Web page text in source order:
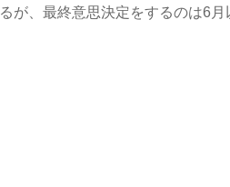
が、最終意思決定をするのは6